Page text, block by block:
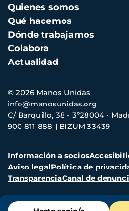
Menú
Navegación
principal
Quienes somos
Qué hacemos
Dónde trabajamos
Colabora
Actualidad
Información
de
contacto
© 2026 Manos Unidas
C/ Barquillo, 38 - 3º28004 -
900 811 888
BIZUM 33439
info@manosunidas.org
Menú
secundario
Información a socios
Aviso legalPolítica de
TransparenciaCanal de